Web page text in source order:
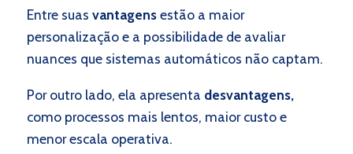
Entre suas vantagensestão a maior
personalização e a possibilidade de avaliar
nuances que sistemas automáticos não captam.
Por outro lado, ela apresenta desvantagens,
como processos mais lentos, maior custo e
menor escala operativa.